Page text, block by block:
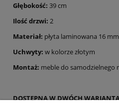
Głębokość: 39 cm
Ilość drzwi: 2
Materiał: płyta laminowana 16 mm
Uchwyty: w kolorze złotym
Montaż: meble do samodzielnego
DOSTĘPNA W DWÓCH